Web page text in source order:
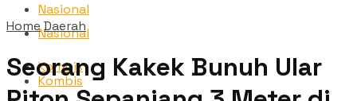
Nasional
Kombis
Nasional
Kombis
HomeDaerah
Seorang Kakek Bunuh Ular